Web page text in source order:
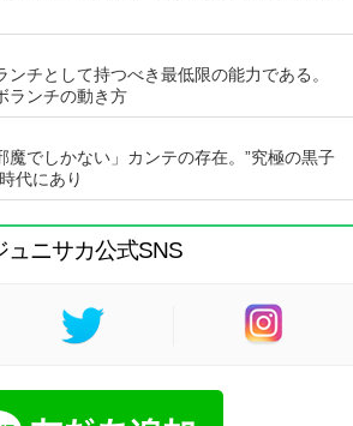
ンチとして持つべき最低限の能力である。
ランチの動き方
魔でしかない」カンテの存在。”究極の黒子
代にあり
ュニサカ公式SNS